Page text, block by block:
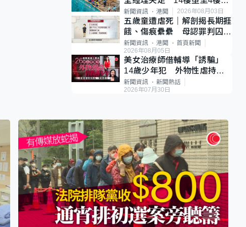
作台、送院不治
新聞資訊 港聞 2026年08月03日
五歲童遭虐死｜解剖揭長期捱
餓、傷痕纍纍 母認罪判囚
22年 官斥冷血：同類案最
惡劣
新聞資訊 港聞
首頁新聞
2026年08月05日
美女治療師借輔導「誘騙」
14歲少年犯 外物性虐持續3
個月 受害者母：要保護其他
人
新聞資訊
新聞熱話
2026年07月30日